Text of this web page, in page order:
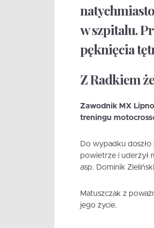
w szpitalu.
pęknięcia
Z Radkiem
Zawodnik MX
treningu
Do wypadku
powietrze i uderzył
asp. Dominik
Matuszczak z
jego życie.